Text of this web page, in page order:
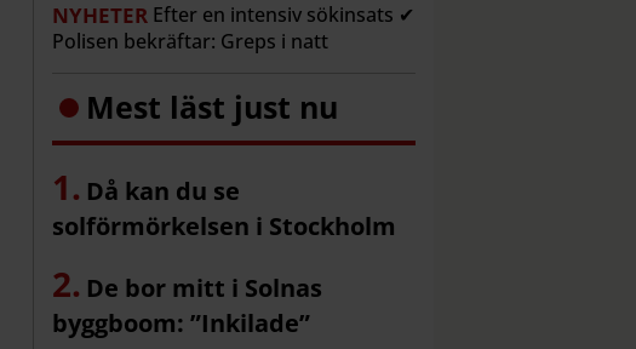
NYHETER Efter en intensiv sökinsats ✔
Polisen bekräftar: Greps i natt
Mest läst just nu
Då kan du se
solförmörkelsen i Stockholm
De bor mitt i Solnas
byggboom: ”Inkilade”